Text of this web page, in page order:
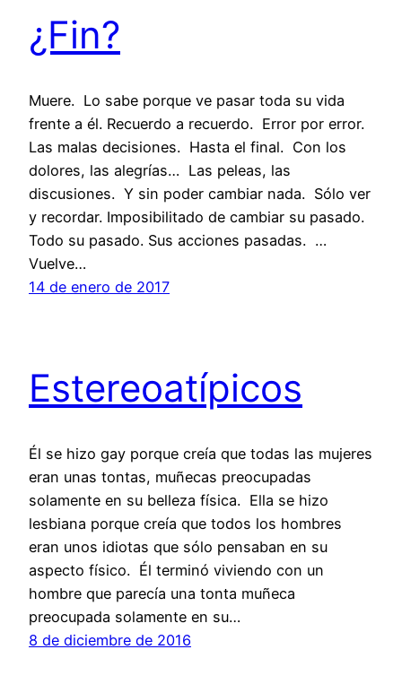
¿Fin?
Muere. Lo sabe porque ve pasar toda su vida
frente a él. Recuerdo a recuerdo. Error por error.
Las malas decisiones. Hasta el final. Con los
dolores, las alegrías… Las peleas, las
discusiones. Y sin poder cambiar nada. Sólo ver
y recordar. Imposibilitado de cambiar su pasado.
Todo su pasado. Sus acciones pasadas. …
Vuelve…
14 de enero de 2017
Estereoatípicos
Él se hizo gay porque creía que todas las mujeres
eran unas tontas, muñecas preocupadas
solamente en su belleza física. Ella se hizo
lesbiana porque creía que todos los hombres
eran unos idiotas que sólo pensaban en su
aspecto físico. Él terminó viviendo con un
hombre que parecía una tonta muñeca
preocupada solamente en su…
8 de diciembre de 2016